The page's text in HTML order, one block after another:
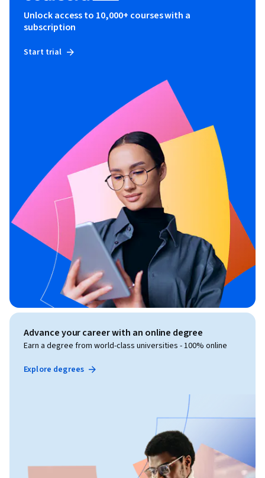
Unlock access to 10,000+ courses with a
subscription
Start trial
Advance your career with an online degree
Earn a degree from world-class universities - 100% online
Explore degrees